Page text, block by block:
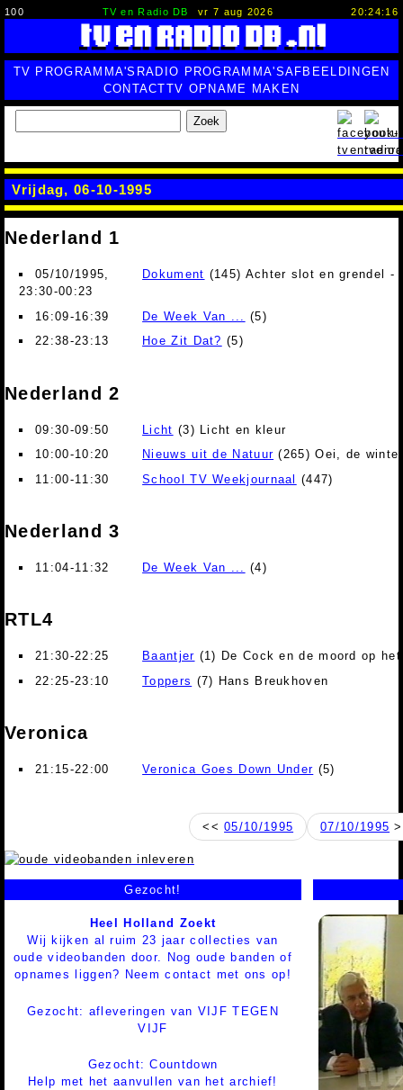
100 TV en Radio DB vr 7 aug 2026 20:24:16
TV PROGRAMMA'S RADIO PROGRAMMA'SAFBEELDINGEN
CONTACTTV OPNAME MAKEN
Zoek
Vrijdag, 06-10-1995
Nederland 1
05/10/1995,
23:30-00:23
Dokument (145) Achter slot en grendel -
16:09-16:39 De Week Van ...
(5)
22:38-23:13
Hoe Zit Dat? (5)
Nederland 2
09:30-09:50 Licht (3) Licht en kleur
10:00-10:20
Nieuws uit de Natuur (265) Oei, de
11:00-11:30
School TV Weekjournaal (447)
Nederland 3
11:04-11:32 De Week Van ... (4)
RTL4
21:30-22:25 Baantjer (1) De Cock en de moord op
22:25-23:10
Toppers (7) Hans Breukhoven
Veronica
21:15-22:00 Veronica Goes Down Under (5)
<<05/10/1995 07/10/1995
Gezocht!
Heel Holland Zoekt
Wij kijken al ruim 23 jaar collecties van
oude videobanden door. Nog oude banden of
opnames liggen? Neem contact met ons op!
Gezocht: afleveringen van VIJF TEGEN
VIJF
Gezocht: Countdown
Help met het aanvullen van het archief!